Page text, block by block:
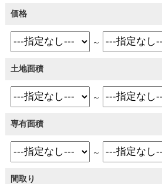
価格
～
土地面積
～
専有面積
～
間取り